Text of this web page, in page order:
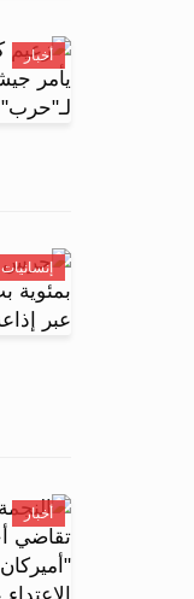
أخبار
إنسانيات
أخبار